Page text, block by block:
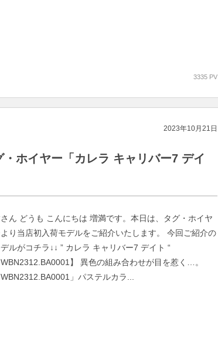
3335 PV
2023年10月21日
ホイヤー「カレラ キャリバー7 デイ
ん どうも こんにちは 増満です。本日は、タグ・ホイヤ
り当店初入荷モデルをご紹介いたします。 今回ご紹介の
ルがコチラ↓↓ ” カレラ キャリバー7 デイト “
WBN2312.BA0001】 異色の組み合わせが目を惹く…。
WBN2312.BA0001」パステルカラ...